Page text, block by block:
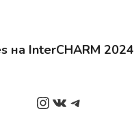
на InterCHARM 2024
Instagram
ВКонтакте
Telegram